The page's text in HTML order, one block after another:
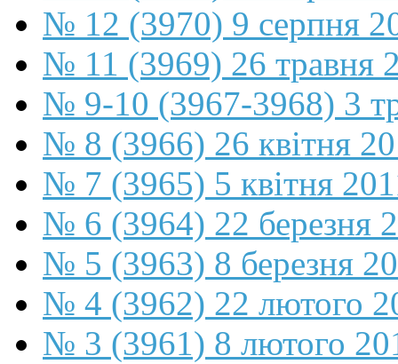
№ 12 (3970) 9 серпня
№ 11 (3969) 26 травня
№ 9-10 (3967-3968) 3
№ 8 (3966) 26 квітня
№ 7 (3965) 5 квітня
№ 6 (3964) 22 березня
№ 5 (3963) 8 березня
№ 4 (3962) 22 лютого
№ 3 (3961) 8 лютого